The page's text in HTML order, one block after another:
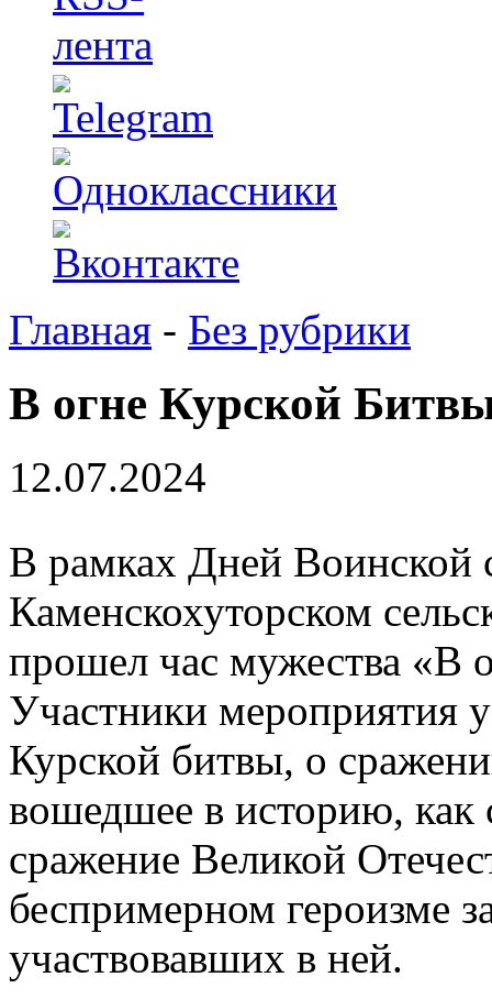
Главная - Без рубрики
В огне Курской
12.07.2024
В рамках Дней Воинской
Каменскохуторском
прошел час мужества «В
Участники мероприятия
Курской битвы, о
вошедшее в историю, как
сражение Великой
беспримерном героизме
участвовавших в ней.